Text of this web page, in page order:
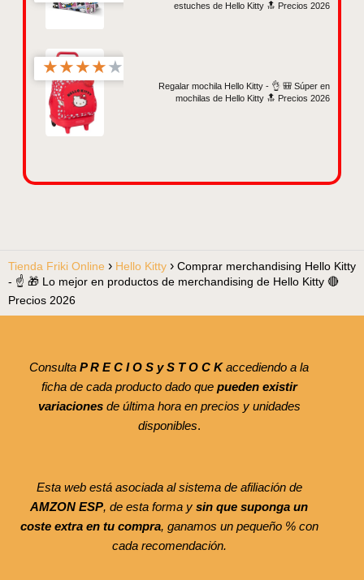
estuches de Hello Kitty 🔝 Precios 2026
★★★★★
Regalar mochila Hello Kitty - 👌 🎒 Súper en
mochilas de Hello Kitty 🔝 Precios 2026
Tienda Friki Online Hello Kitty
Comprar merchandising Hello Kitty
- ☝️ 🎁 Lo mejor en productos de merchandising de Hello Kitty 🔴
Precios 2026
Consulta P R E C I O S y S T O C Kaccediendo a la
ficha de cada producto dado que pueden existir
variacionesde última hora en precios y unidades
disponibles.
Esta web está asociada al sistema de afiliación de
AMZON ESP, de esta forma y sin que suponga un
coste extra en tu compra, ganamos un pequeño % con
cada recomendación.